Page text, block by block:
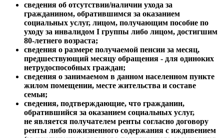
сведения об отсутствии/наличии ухода за
гражданином, обратившимся за оказанием
социальных услуг, лицом, получающим пособие по
уходу за инвалидом I группы либо лицом, достигшим
80-летнего возраста;
сведения о размере получаемой пенсии за месяц,
предшествующий месяцу обращения - для одиноких
нетрудоспособных граждан;
сведения о занимаемом в данном населенном пункте
жилом помещении, месте жительства и составе
семьи;
сведения, подтверждающие, что гражданин,
обратившийся за оказанием социальных услуг,
не является получателем ренты согласно договору
ренты либо пожизненного содержания с иждивением